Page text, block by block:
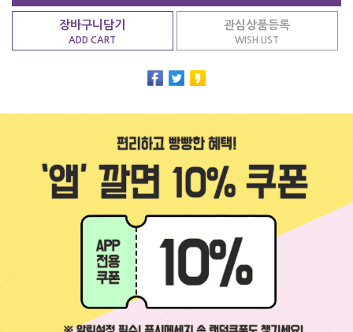
장바구니담기
ADD CART
관심상품등록
WISH LIST